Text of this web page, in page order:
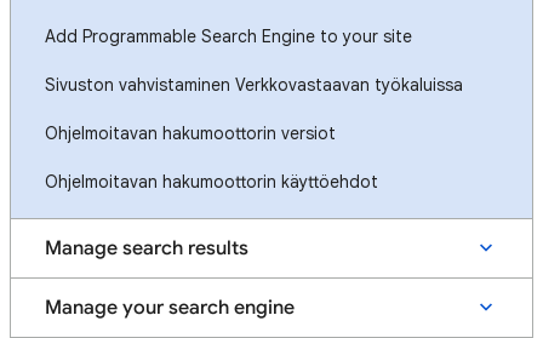
Add Programmable Search Engine to your site
Sivuston vahvistaminen Verkkovastaavan työkaluissa
Ohjelmoitavan hakumoottorin versiot
Ohjelmoitavan hakumoottorin käyttöehdot
Manage search results
Manage your search engine